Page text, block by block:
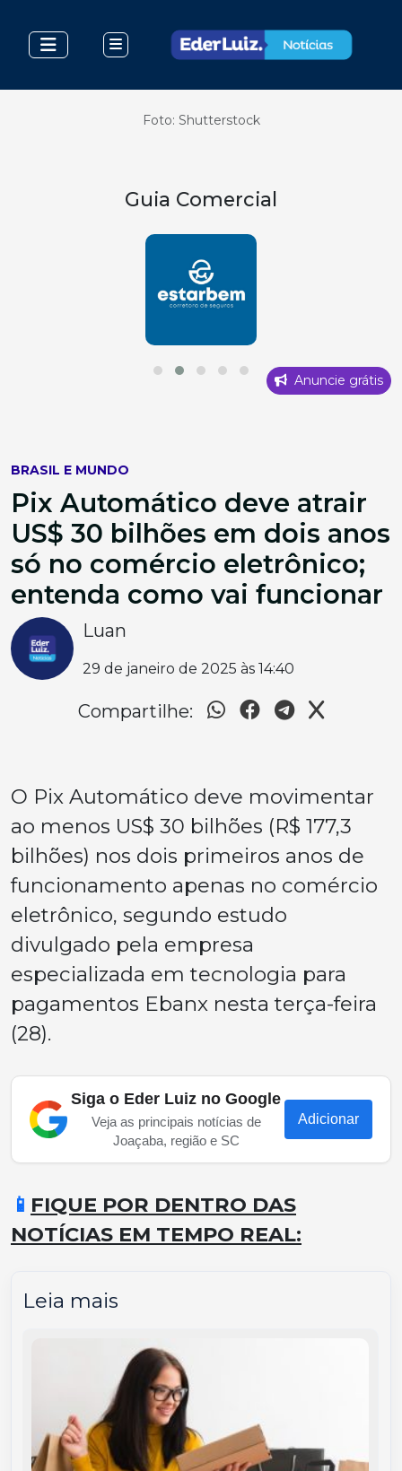
Foto: Shutterstock
Guia Comercial
Anuncie grátis
BRASIL E MUNDO
Pix Automático deve atrair
US$ 30 bilhões em dois anos
só no comércio eletrônico;
entenda como vai funcionar
Luan
29 de janeiro de 2025 às 14:40
Compartilhe:
O Pix Automático deve movimentar
ao menos US$ 30 bilhões (R$ 177,3
bilhões) nos dois primeiros anos de
funcionamento apenas no comércio
eletrônico, segundo estudo
divulgado pela empresa
especializada em tecnologia para
pagamentos Ebanx nesta terça-feira
(28).
Siga o Eder Luiz no Google
Veja as principais notícias de
Joaçaba, região e SC
Adicionar
📱 FIQUE POR DENTRO DAS
NOTÍCIAS EM TEMPO REAL:
Leia mais